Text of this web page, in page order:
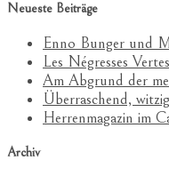
Neueste Beiträge
Enno Bunger und
Les Négresses
Am Abgrund der
Überraschend,
Herrenmagazin im
Archiv